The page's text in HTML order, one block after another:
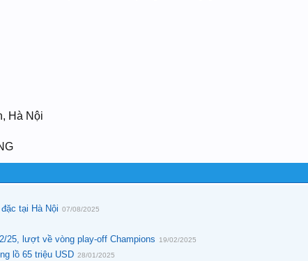
Hà Nội
tại Hà Nội 07/08/2025
25, lượt về vòng play-off Champions 19/02/2025
lồ 65 triệu USD 28/01/2025